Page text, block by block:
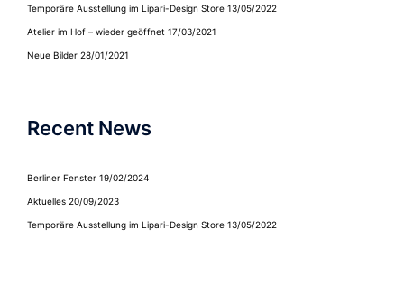
Temporäre Ausstellung im Lipari-Design Store 13/05/2022
Atelier im Hof – wieder geöffnet 17/03/2021
Neue Bilder 28/01/2021
Recent News
Berliner Fenster 19/02/2024
Aktuelles 20/09/2023
Temporäre Ausstellung im Lipari-Design Store 13/05/2022